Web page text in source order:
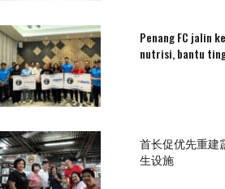
Penang FC jalin
nutrisi, bantu
首长促优先重建
生设施